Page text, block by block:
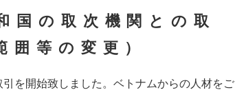
国の取次機関との取
囲等の変更）
を開始致しました。ベトナムからの人材をご